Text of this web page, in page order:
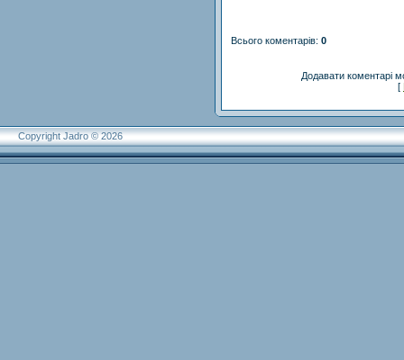
Всього коментарів: 0
Додавати коментарі
[
Copyright Jadro © 2026